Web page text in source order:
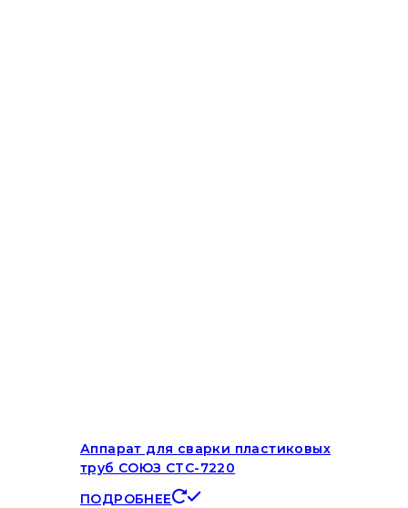
Аппарат для сварки пластиковых
труб СОЮЗ СТС-7220
ПОДРОБНЕЕ